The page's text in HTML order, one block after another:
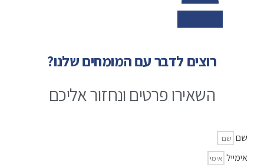
רוצים לדבר עם המומחים שלנו?
השאירו פרטים ונחזור אליכם
שם
אימייל